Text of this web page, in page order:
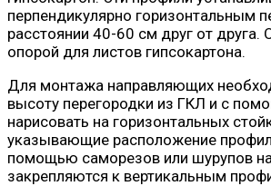
перпендикулярно горизонтальным
расстоянии 40-60 см друг от друга.
опорой для листов гипсокартона.
Для монтажа направляющих
высоту перегородки из ГКЛ и с
нарисовать на горизонтальных
указывающие расположение
помощью саморезов или шурупов
закрепляются к вертикальным